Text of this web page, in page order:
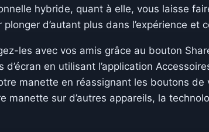
hybride, quant à elle, vous laisse
d’autant plus dans l’expérience et
les avec vos amis grâce au bouton
en utilisant l’application
manette en réassignant les boutons
manette sur d’autres appareils, la